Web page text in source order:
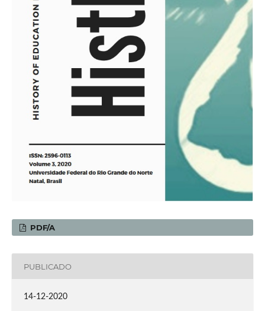
PDF/A
PUBLICADO
14-12-2020